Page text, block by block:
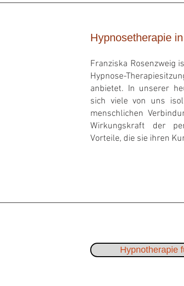
Hypnosetherapie
Franziska Rosenzweig
Hypnose-T
anbietet. In unserer
sich viele von uns
menschlichen
Wirkungskraft der
Vorteile, die sie ihren
Hypnotherapie